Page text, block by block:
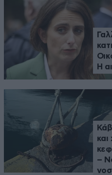
Η
–